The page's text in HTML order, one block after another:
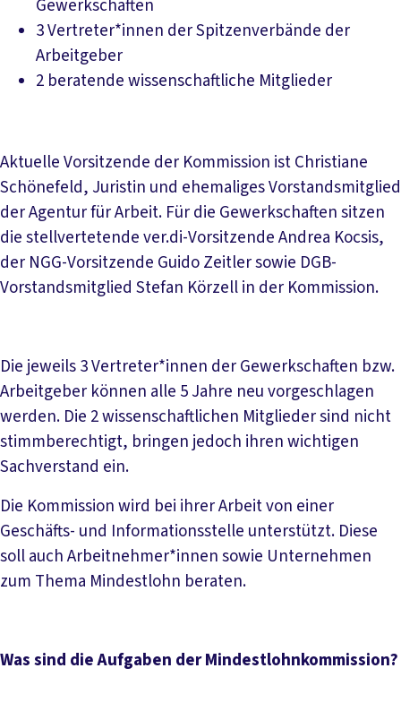
Gewerkschaften
3 Vertreter*innen der Spitzenverbände der
Arbeitgeber
2 beratende wissenschaftliche Mitglieder
Aktuelle Vorsitzende der Kommission ist Christiane
Schönefeld, Juristin und ehemaliges Vorstandsmitglied
der Agentur für Arbeit. Für die Gewerkschaften sitzen
die stellvertetende ver.di-Vorsitzende Andrea Kocsis,
der NGG-Vorsitzende Guido Zeitler sowie DGB-
Vorstandsmitglied Stefan Körzell in der Kommission.
Die jeweils 3 Vertreter*innen der Gewerkschaften bzw.
Arbeitgeber können alle 5 Jahre neu vorgeschlagen
werden. Die 2 wissenschaftlichen Mitglieder sind nicht
stimmberechtigt, bringen jedoch ihren wichtigen
Sachverstand ein.
Die Kommission wird bei ihrer Arbeit von einer
Geschäfts- und Informationsstelle unterstützt. Diese
soll auch Arbeitnehmer*innen sowie Unternehmen
zum Thema Mindestlohn beraten.
Was sind die Aufgaben der Mindestlohnkommission?